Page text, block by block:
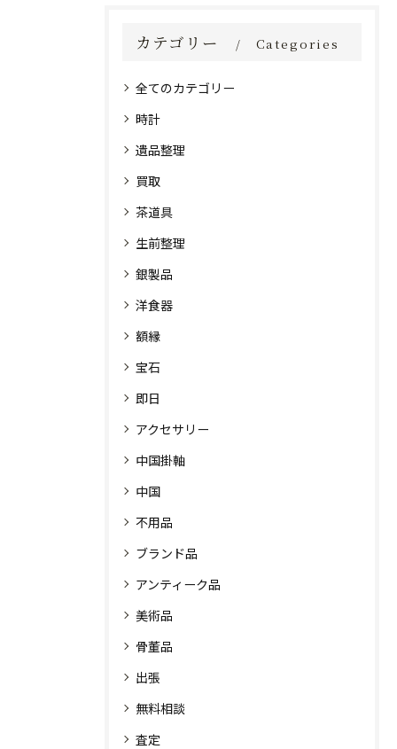
カテゴリー Categories
全てのカテゴリー
時計
遺品整理
買取
茶道具
生前整理
銀製品
洋食器
額縁
宝石
即日
アクセサリー
中国掛軸
中国
不用品
ブランド品
アンティーク品
美術品
骨董品
出張
無料相談
査定